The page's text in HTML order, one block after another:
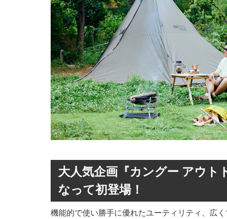
大人気企画『カングー アウト
なって初登場！
機能的で使い勝手に優れたユーティリティ、広